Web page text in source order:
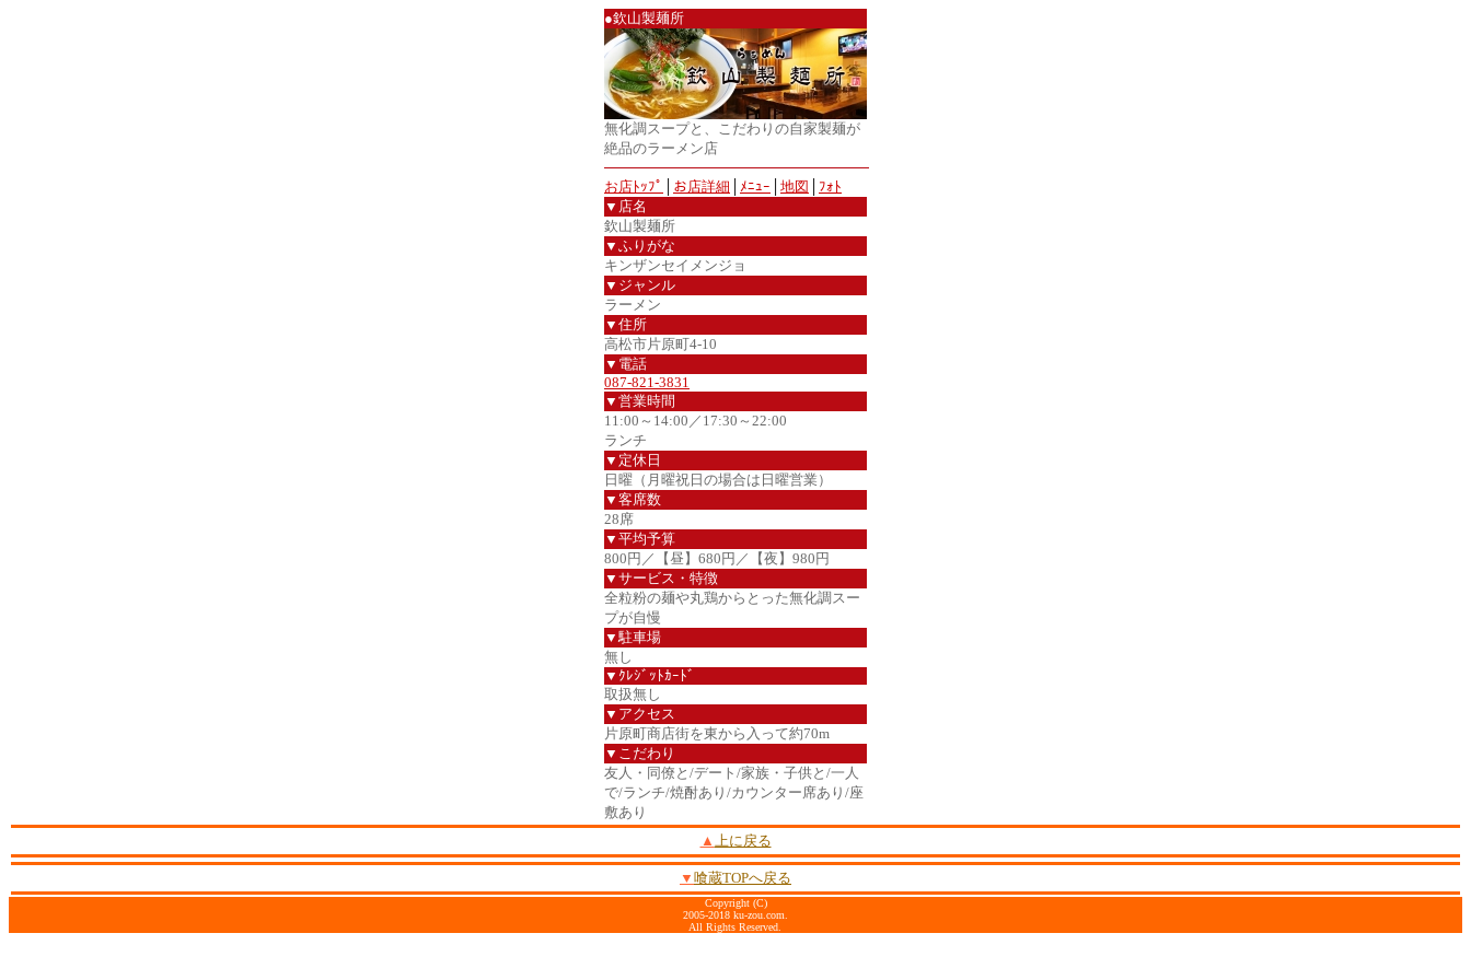
●欽山製麺所
無化調スープと、こだわりの自家製麺が
絶品のラーメン店
お店ﾄｯﾌﾟ お店詳細 ﾒﾆｭｰ 地図
ﾌｫﾄ
▼店名
欽山製麺所
▼ふりがな
キンザンセイメンジョ
▼ジャンル
ラーメン
▼住所
高松市片原町4-10
▼電話
087-821-3831
▼営業時間
11:00～14:00／17:30～22:00
ランチ
▼定休日
日曜（月曜祝日の場合は日曜営業）
▼客席数
28席
▼平均予算
800円／【昼】680円／【夜】980円
▼サービス・特徴
全粒粉の麺や丸鶏からとった無化調スー
プが自慢
▼駐車場
無し
▼ｸﾚｼﾞｯﾄｶｰﾄﾞ
取扱無し
▼アクセス
片原町商店街を東から入って約70m
▼こだわり
友人・同僚と/デート/家族・子供と/一人
で/ランチ/焼酎あり/カウンター席あり/座
敷あり
▲ 上に戻る
▼ 喰蔵TOPへ戻る
Copyright (C)
2005-2018 ku-zou.com.
All Rights Reserved.